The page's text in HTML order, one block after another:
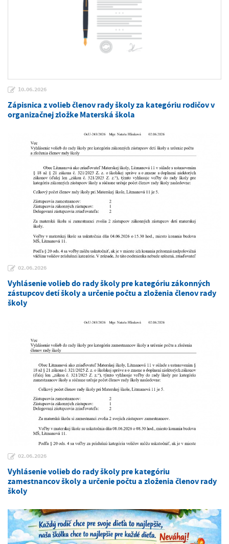
10.06.2026
Zápisnica z volieb členov rady školy za kategóriu rodičov v
organizačnej zložke Materská škola
02.06.2026
Vyhlásenie volieb do rady školy pre kategóriu zákonných
zástupcov detí školy a určenie počtu a zloženia členov rady
školy
02.06.2026
Vyhlásenie volieb do rady školy pre kategóriu
zamestnancov školy a určenie počtu a zloženia členov rady
školy